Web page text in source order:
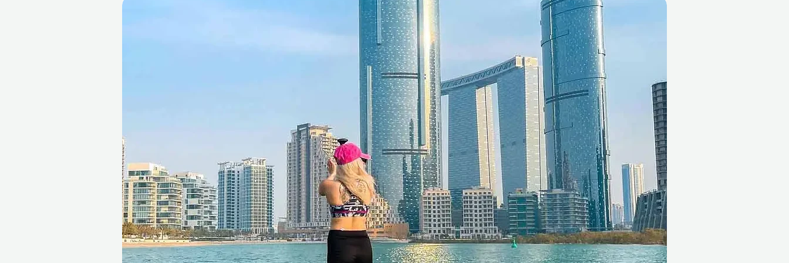
12 měsíců, nabízející
úplnou flexibilitu při rezervaci sezení v pro vás vhodnou dobu.
Obdarovaný si ho může snadno vyměnit přes Ithara.ae a dokonce
ho vyměnit za jiný zážitek, pokud si přeje — co zajistí bezstarostný
S tímto skrabem na tělo z kávy a čokolády v Zayna Spa nedarujete
pouze relaxaci – darujete dárek péče o sebe a klidu.
Podmínky